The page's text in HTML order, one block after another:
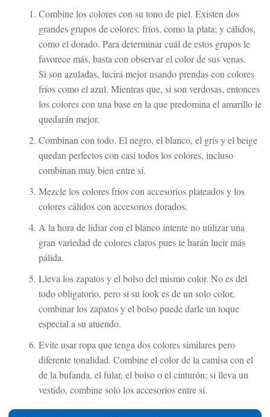
Combine los colores con su tono de piel. Existen dos
grandes grupos de colores: fríos, como la plata; y cálidos,
como el dorado. Para determinar cuál de estos grupos le
favorece más, basta con observar el color de sus venas.
Si son azuladas, lucirá mejor usando prendas con colores
fríos como el azul. Mientras que, si son verdosas, entonces
los colores con una base en la que predomina el amarillo le
quedarán mejor.
Combinan con todo. El negro, el blanco, el gris y el beige
quedan perfectos con casi todos los colores, incluso
combinan muy bien entre sí.
Mezcle los colores fríos con accesorios plateados y los
colores cálidos con accesorios dorados.
A la hora de lidiar con el blanco intente no utilizar una
gran variedad de colores claros pues te harán lucir más
pálida.
Lleva los zapatos y el bolso del mismo color. No es del
todo obligatorio, pero si su look es de un solo color,
combinar los zapatos y el bolso puede darle un toque
especial a su atuendo.
Evite usar ropa que tenga dos colores similares pero
diferente tonalidad. Combine el color de la camisa con el
de la bufanda, el fular, el bolso o el cinturón; si lleva un
vestido, combine solo los accesorios entre sí.